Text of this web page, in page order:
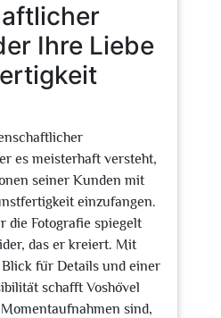
Ihre Liebe
es meisterhaft versteht,
seiner Kunden mit
einzufangen.
die Fotografie spiegelt
das er kreiert. Mit
für Details und einer
schafft Voshövel
sind,